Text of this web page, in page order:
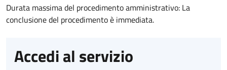
Durata massima del procedimento amministrativo: La
conclusione del procedimento è immediata.
Accedi al servizio